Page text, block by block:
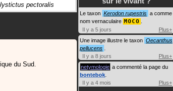
pectoralis
du Sud.
Le taxon Kerodon rupestris a comme
nom vernaculaire MOCO
Il y a 5 jours
Plus+
Une image illustre le taxon Oecanthus
pellucens
Il y a 8 jours
Plus+
netymologie a commenté la page du
bontebok
Il y a 4 mois
Plus+